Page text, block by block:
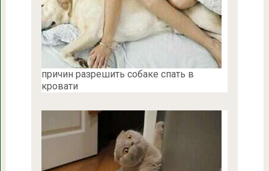
причин разрешить собаке спать в
кровати